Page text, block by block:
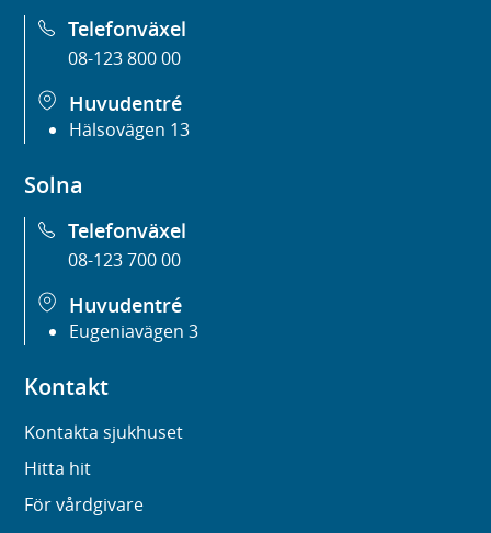
Telefonväxel
08-123 800 00
Huvudentré
Hälsovägen 13
Solna
Telefonväxel
08-123 700 00
Huvudentré
Eugeniavägen 3
Kontakt
Kontakta sjukhuset
Hitta hit
För vårdgivare